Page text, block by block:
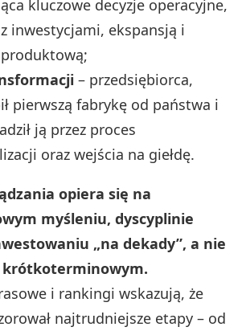
kluczowe decyzje operacyjne,
inwestycjami, ekspansją i
– przedsiębiorca,
pierwszą fabrykę od państwa i
ją przez proces
oraz wejścia na giełdę.
opiera się na
myśleniu, dyscyplinie
„na dekady”, a nie
krótkoterminowym.
i rankingi wskazują, że
najtrudniejsze etapy – od